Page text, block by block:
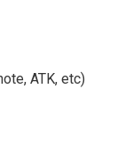
ATK, etc)